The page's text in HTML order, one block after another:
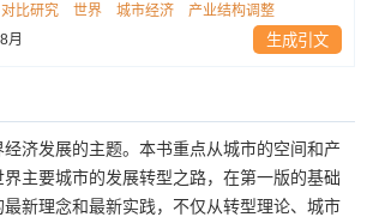
对比研究 世界 城市经济
产业结构调整
月 生成引文
济发展的主题。本书重点从城市的空间和产
主要城市的发展转型之路，在第一版的基础
最新理念和最新实践，不仅从转型理论、城市